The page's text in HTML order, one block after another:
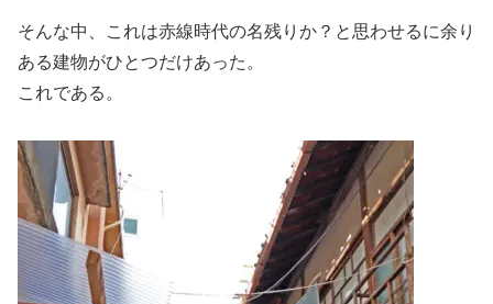
そんな中、これは赤線時代の名残りか？と思わせるに余り
ある建物がひとつだけあった。
これである。